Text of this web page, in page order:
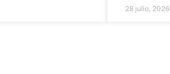
28 julio, 2026